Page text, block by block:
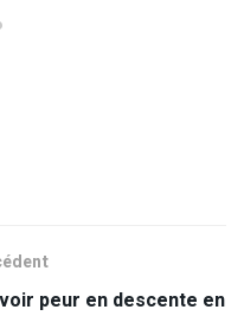
peur en descente en